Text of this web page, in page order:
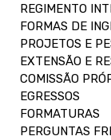
REGIMENTO
FORMAS DE
PROJETOS E
EXTENSÃO E
COMISSÃO
EGRESSOS
FORMATURAS
PERGUNTAS